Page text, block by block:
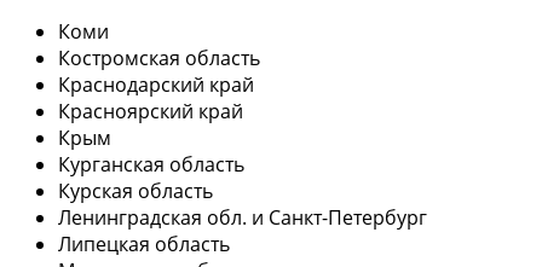
Коми
Костромская область
Краснодарский край
Красноярский край
Крым
Курганская область
Курская область
Ленинградская обл. и Санкт-Петербург
Липецкая область